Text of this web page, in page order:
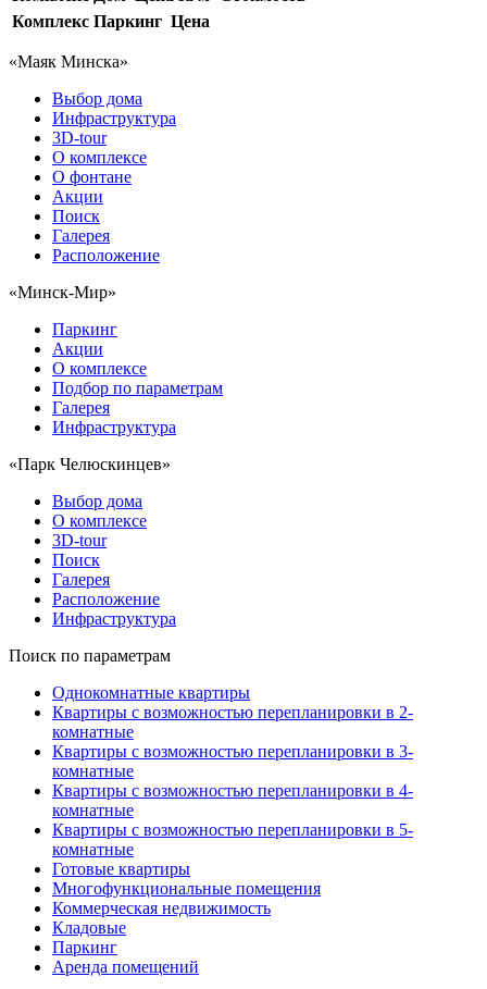
Комплекс Паркинг Цена
«Маяк Минска»
Выбор дома
Инфраструктура
3D-tour
О комплексе
О фонтане
Акции
Поиск
Галерея
Расположение
«Минск-Мир»
Паркинг
Акции
О комплексе
Подбор по параметрам
Галерея
Инфраструктура
«Парк Челюскинцев»
Выбор дома
О комплексе
3D-tour
Поиск
Галерея
Расположение
Инфраструктура
Поиск по параметрам
Однокомнатные квартиры
Квартиры с возможностью перепланировки в 2-
комнатные
Квартиры с возможностью перепланировки в 3-
комнатные
Квартиры с возможностью перепланировки в 4-
комнатные
Квартиры с возможностью перепланировки в 5-
комнатные
Готовые квартиры
Многофункциональные помещения
Коммерческая недвижимость
Кладовые
Паркинг
Аренда помещений